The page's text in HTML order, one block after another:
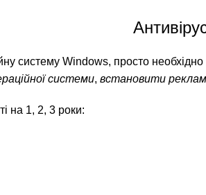
систему Windows, просто необхідно
системи, встановити
на 1, 2, 3 роки: